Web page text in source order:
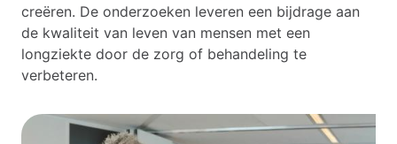
creëren. De onderzoeken leveren een bijdrage aan
de kwaliteit van leven van mensen met een
longziekte door de zorg of behandeling te
verbeteren.